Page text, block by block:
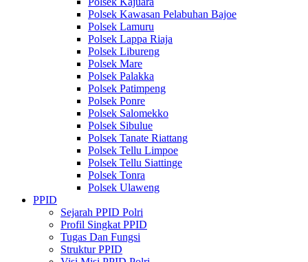
Polsek Kawasan Pelabuhan Bajoe
Polsek Lamuru
Polsek Lappa Riaja
Polsek Libureng
Polsek Mare
Polsek Palakka
Polsek Patimpeng
Polsek Ponre
Polsek Salomekko
Polsek Sibulue
Polsek Tanate Riattang
Polsek Tellu Limpoe
Polsek Tellu Siattinge
Polsek Tonra
Polsek Ulaweng
PPID
Sejarah PPID Polri
Profil Singkat PPID
Tugas Dan Fungsi
Struktur PPID